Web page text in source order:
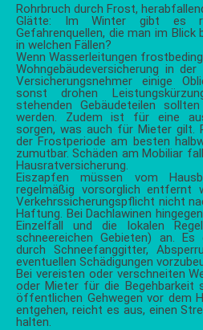
Rohrbruch durch Frost,
Glätte: Im Winter gibt es
Gefahrenquellen, die man im
in welchen Fällen?
Wenn Wasserleitungen
Wohngebäudeversicherung in
Versicherungsnehmer einige
sonst drohen
stehenden Gebäudeteilen
werden. Zudem ist für eine
sorgen, was auch für Mieter gilt.
der Frostperiode am besten
zumutbar. Schäden am Mobiliar
Hausratversicherung.
Eiszapfen müssen vom
regelmäßig vorsorglich entfernt
Verkehrssicherungspflicht nicht
Haftung. Bei Dachlawinen
Einzelfall und die lokalen
schneereichen Gebieten) an.
durch Schneefanggitter,
eventuellen Schädigungen
Bei vereisten oder verschneiten
oder Mieter für die Begehbarkeit
öffentlichen Gehwegen vor dem
entgehen, reicht es aus, einen
halten.